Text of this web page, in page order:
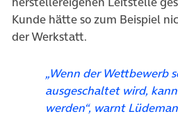
Kunde hätte so zum Beispiel
der Werkstatt.
„Wenn der Wettbewerb
ausgeschaltet wird,
werden“, warnt